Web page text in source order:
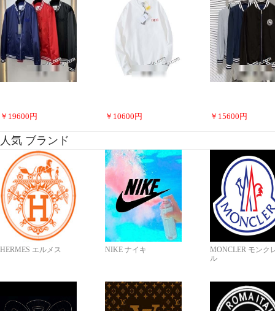
￥ 19600 円 ￥ 10600 円 ￥ 15600 円
人気 ブランド
HERMES エルメス NIKE ナイキ
MONCLER モンク
ル